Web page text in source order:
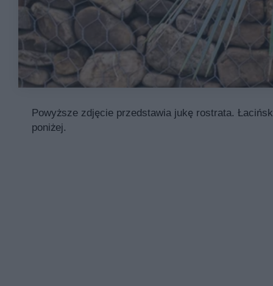
Powyższe zdjęcie przedstawia jukę rostrata.
poniżej.